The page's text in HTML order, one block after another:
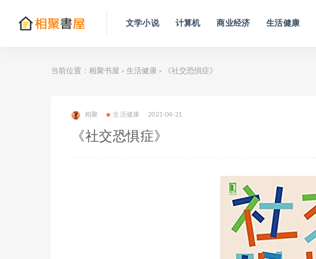
文学小说 计算机 商业经济 生活健康
当前位置： 相聚书屋 > 生活健康 > 《社交恐惧症》
相聚 生活健康 2021-04-21
《社交恐惧症》